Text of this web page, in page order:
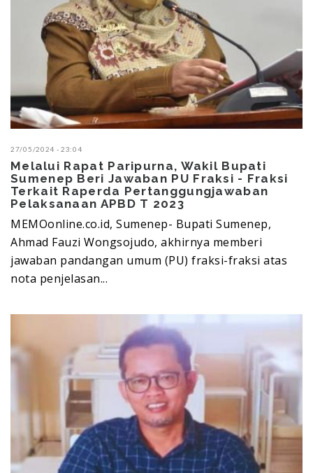
27/05/2024 - 23:04
Melalui Rapat Paripurna, Wakil Bupati
Sumenep Beri Jawaban PU Fraksi - Fraksi
Terkait Raperda Pertanggungjawaban
Pelaksanaan APBD T 2023
MEMOonline.co.id, Sumenep- Bupati Sumenep,
Ahmad Fauzi Wongsojudo, akhirnya memberi
jawaban pandangan umum (PU) fraksi-fraksi atas
nota penjelasan...